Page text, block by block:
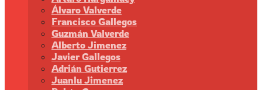
Álvaro Valverde
Francisco Gallegos
Guzmán Valverde
Alberto Jimenez
Javier Gallegos
Adrián Gutierrez
Juanlu Jimenez